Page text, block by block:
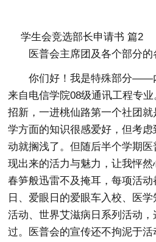
学生会竞选部长申请书 篇2
医普会主席团及各个部分的
你们好！我是特殊部分——
来自电信学院08级通讯工程专
招新，一进桃仙路第一个社团
学方面的知识很感爱好，但考
动就搁浅了。但随后半个学期
现出来的活力与魅力，让我怦
春笋般迅雷不及掩耳，每项活
日、爱眼日的爱眼车入校、医
活动、世界艾滋病日系列活动
过。医普会的宣传还不拘泥于